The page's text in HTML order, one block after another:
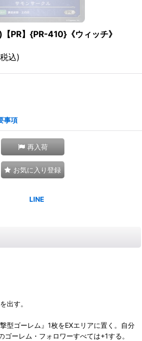
PR】{PR-410}《ウィッチ》
込)
事項
再入荷
お気に入り登録
出す。
型ゴーレム』1枚をEXエリアに置く。自分
ゴーレム・フォロワーすべては+1する。